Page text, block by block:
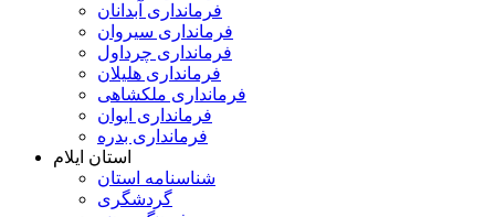
فرمانداری آبدانان
فرمانداری سیروان
فرمانداری چرداول
فرمانداری هلیلان
فرمانداری ملکشاهی
فرمانداری ایوان
فرمانداری بدره
استان ایلام
شناسنامه استان
گردشگری